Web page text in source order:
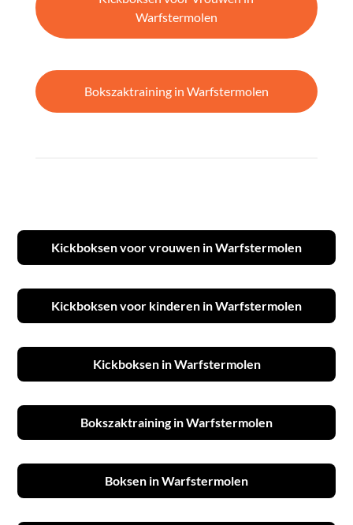
Warfstermolen
Bokszaktraining in Warfstermolen
Kickboksen voor vrouwen in Warfstermolen
Kickboksen voor kinderen in Warfstermolen
Kickboksen in Warfstermolen
Bokszaktraining in Warfstermolen
Boksen in Warfstermolen